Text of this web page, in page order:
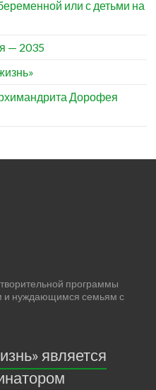
или с детьми на
— 2035
Дорофея
программы
нуждающимся семьям с
является